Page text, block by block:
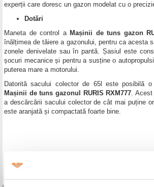
experții care doresc un gazon modelat cu o
Dotări
Maneta de control a Mașinii de tuns gazon
înălțimea de tăiere a gazonului, pentru ca acesta
zonele denivelate sau în pantă. Șasiul este
șocuri mecanice și pentru a susține o
puterea mare a motorului.
Datorită sacului colector de 65l este posibilă
Mașinii de tuns gazonul
RURIS RXM777. Acest
a descărcării sacului colector de cât mai puține
este aranjată și compactată foarte bine.